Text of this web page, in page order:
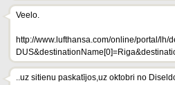
Veelo.
http://www.lufthansa.com/online/portal/
..uz sitienu paskatījos,uz oktobri no